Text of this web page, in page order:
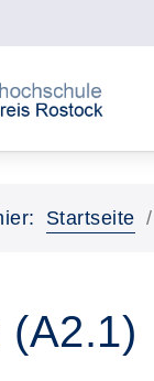
Startseite
(A2.1)